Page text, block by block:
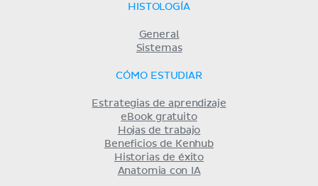
HISTOLOGÍA
General
Sistemas
CÓMO ESTUDIAR
Estrategias de aprendizaje
eBook gratuito
Hojas de trabajo
Beneficios de Kenhub
Historias de éxito
Anatomia con IA